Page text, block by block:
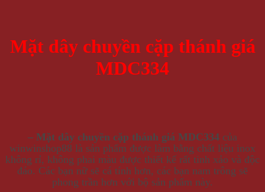
Mặt dây chuyền cặp thánh giá
MDC334
– Mặt dây chuyền cặp thánh giá MDC334 của
winwinshop88 là sản phẩm được làm bằng chất liệu inox
không rỉ, không phai màu được thiết kế rất tinh xảo và độc
đáo. Các bạn nữ sẽ cá tính hơn, các bạn nam trông sẽ
phong trần hơn với bộ sản phẩm này.